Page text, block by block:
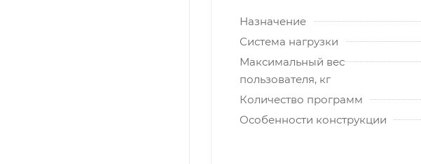
Назначение
Система нагрузки
Максимальный вес
пользователя, кг
Количество программ
Особенности конструкции